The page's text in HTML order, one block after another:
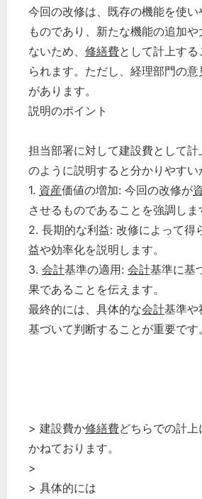
今回の改修は、既存の機能を使
ものであり、新たな機能の追加
ないため、 修繕費として計上する
られます。ただし、経理部門の
があります。
説明のポイント
担当部署に対して建設費として
のように説明すると分かりやすい
1. 資産価値の増加: 今回の改修が
させるものであることを強調しま
2. 長期的な利益: 改修によって得
益や効率化を説明します。
3. 会計基準の適用: 会計基準に基
果であることを伝えます。
最終的には、具体的な会計基準や
基づいて判断することが重要です。
> 建設費か修繕費どちらでの計
かねております。
>
> 具体的には